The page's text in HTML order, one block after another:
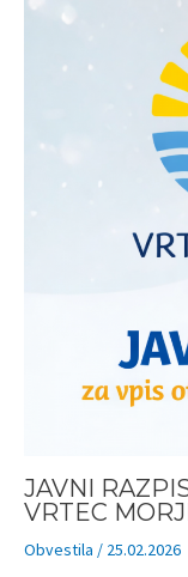
JAVNI
VRTEC
Obvestila / 25.02.2026